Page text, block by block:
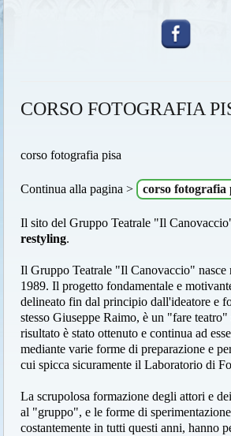
CORSO FOTOGRAFIA
corso fotografia pisa
Continua alla pagina > corso fotografia
Il sito del Gruppo Teatrale "Il
restyling.
Il Gruppo Teatrale "Il Canovaccio" nasce
1989. Il progetto fondamentale e
delineato fin dal principio dall'ideatore e
stesso Giuseppe Raimo, è un "fare
risultato è stato ottenuto e continua ad
mediante varie forme di preparazione e
cui spicca sicuramente il Laboratorio di
La scrupolosa formazione degli attori e
al "gruppo", e le forme di
costantemente in tutti questi anni, hanno